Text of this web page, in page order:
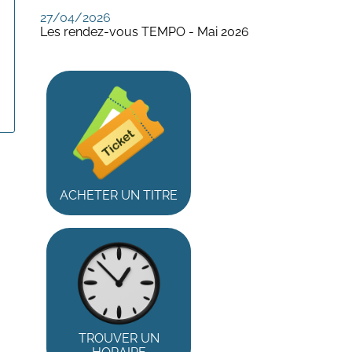
27/04/2026
Les rendez-vous TEMPO - Mai 2026
ACHETER UN TITRE
TROUVER UN